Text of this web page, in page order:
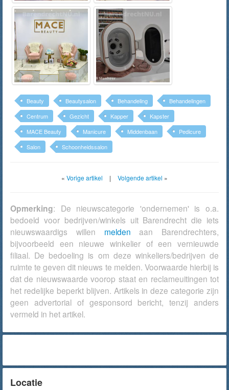
Beauty Beautysalon Behandeling
Behandelingen
Centrum
Gezicht Kapper
Kapster
MACE Beauty
Manicure Middenbaan
Pedicure
Salon
Schoonheidssalon
« Vorige artikel | Volgende artikel »
Opmerking: De nieuwscategorie 'ondernemen' is o.a.
bedoeld voor bedrijven/winkels uit Barendrecht die iets
nieuwswaardigs willen melden aan Barendrechters,
bijvoorbeeld een nieuwe winkelier of een vernieuwde
filiaal. De bedoeling is om deze winkeliers/bedrijven de
ruimte te geven dit nieuws te melden. Voorwaarde hierbij is
dat de nieuwswaarde voorop staat en reclameuitingen tot
het redelijke beperkt blijven. Artikels in deze categorie zijn
geen advertorial of gesponsord bericht, tenzij anders
vermeld in het artikel.
Locatie